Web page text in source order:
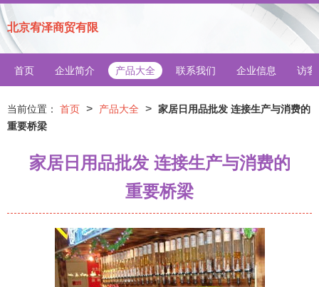
北京宥泽商贸有限
首页 企业简介 产品大全 联系我们 企业信息 访客
当前位置： 首页 > 产品大全 > 家居日用品批发 连接生产与消费的
重要桥梁
家居日用品批发 连接生产与消费的
重要桥梁